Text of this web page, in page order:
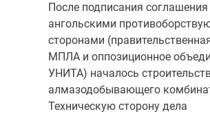
После подписания
ангольскими
сторонами
МПЛА и оппозиционное
УНИТА) началось
алмазодобывающего
Техническую сторону дела